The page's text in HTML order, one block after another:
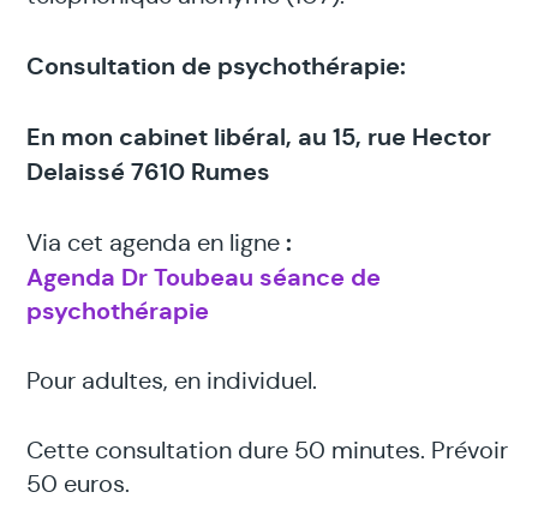
Consultation de psychothérapie:
En mon cabinet libéral, au 15, rue Hector
Delaissé 7610 Rumes
Via cet agenda en ligne:
Agenda Dr Toubeau séance de
psychothérapie
Pour adultes, en individuel.
Cette consultation dure 50 minutes. Prévoir
50 euros.